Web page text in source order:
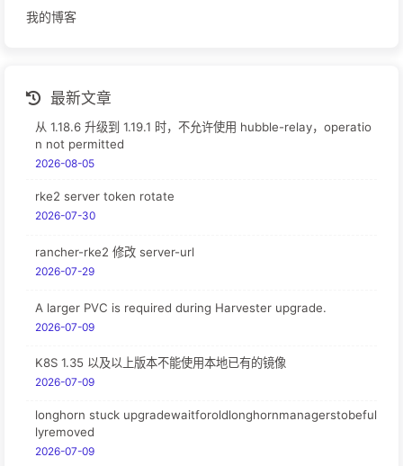
我的博客
最新文章
从 1.18.6 升级到 1.19.1 时，不允许使用 hubble-relay，operatio
n not permitted
2026-08-05
rke2 server token rotate
2026-07-30
rancher-rke2 修改 server-url
2026-07-29
A larger PVC is required during Harvester upgrade.
2026-07-09
K8S 1.35 以及以上版本不能使用本地已有的镜像
2026-07-09
longhorn stuck upgradewaitforoldlonghornmanagerstobeful
lyremoved
2026-07-09